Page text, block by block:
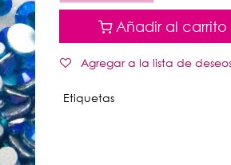
Añadir al carrito
Agregar a la lista de
Etiquetas